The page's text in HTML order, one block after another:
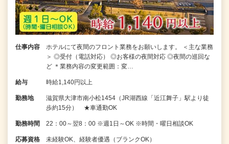
仕事内容
ホテルにて夜間のフロント業務をお願いします。 ＜主な業務
＞ ◎受付（電話対応） ◎お客様の夜間対応 ◎夜間の巡回な
ど ＊業務内容の変更範囲：変…
給与 時給1,140円以上
勤務地
滋賀県大津市南小松1454（JR湖西線「近江舞子」駅より徒
歩約15分） ★車通勤OK
勤務時間 22：00～翌8：00 ※週1日～OK ※時間・曜日相談OK
応募資格 未経験OK、経験者優遇（ブランクOK）